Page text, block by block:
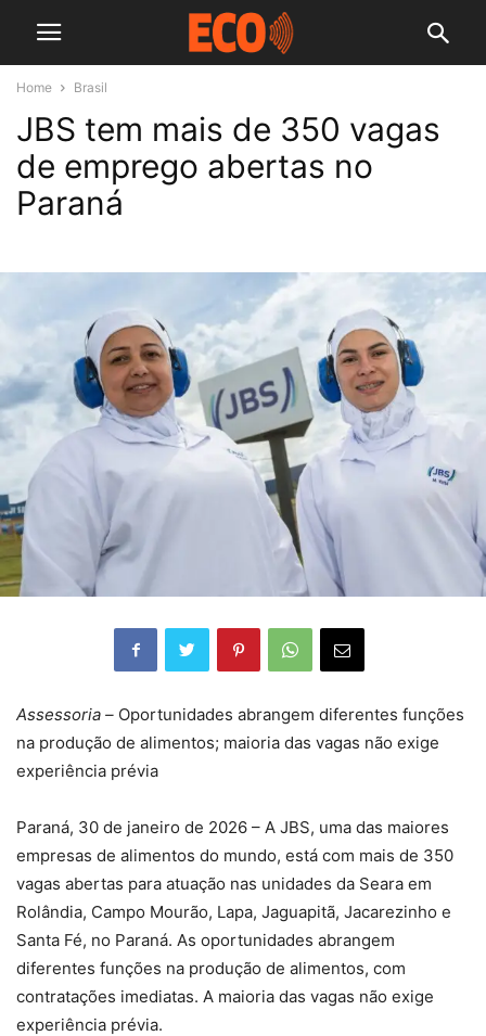
Home Brasil
JBS tem mais de 350 vagas
de emprego abertas no
Paraná
Assessoria – Oportunidades abrangem diferentes funções
na produção de alimentos; maioria das vagas não exige
experiência prévia
Paraná, 30 de janeiro de 2026 – A JBS, uma das maiores
empresas de alimentos do mundo, está com mais de 350
vagas abertas para atuação nas unidades da Seara em
Rolândia, Campo Mourão, Lapa, Jaguapitã, Jacarezinho e
Santa Fé, no Paraná. As oportunidades abrangem
diferentes funções na produção de alimentos, com
contratações imediatas. A maioria das vagas não exige
experiência prévia.